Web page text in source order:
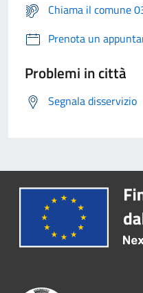
Chiama il comune
Prenota un
Problemi in città
Segnala disservizio